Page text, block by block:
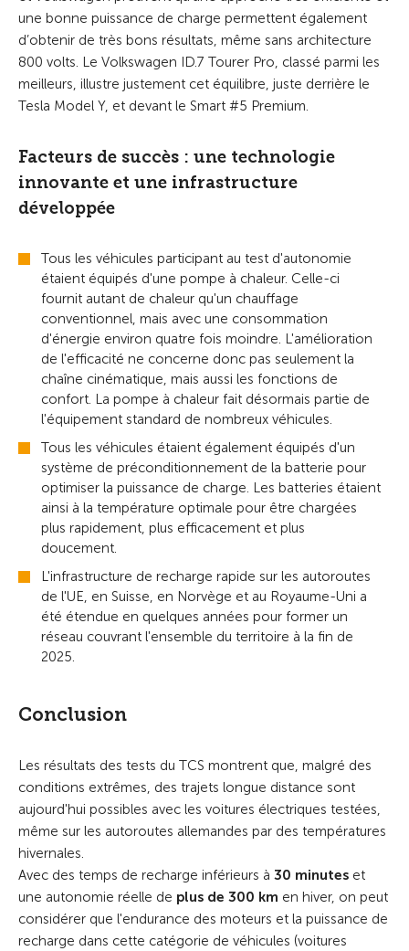
une bonne puissance de charge permettent également
d’obtenir de très bons résultats, même sans architecture
800 volts. Le Volkswagen ID.7 Tourer Pro, classé parmi les
meilleurs, illustre justement cet équilibre, juste derrière le
Tesla Model Y, et devant le Smart #5 Premium.
Facteurs de succès : une technologie
innovante et une infrastructure
développée
Tous les véhicules participant au test d'autonomie
étaient équipés d'une pompe à chaleur. Celle-ci
fournit autant de chaleur qu'un chauffage
conventionnel, mais avec une consommation
d'énergie environ quatre fois moindre. L'amélioration
de l'efficacité ne concerne donc pas seulement la
chaîne cinématique, mais aussi les fonctions de
confort. La pompe à chaleur fait désormais partie de
l'équipement standard de nombreux véhicules.
Tous les véhicules étaient également équipés d'un
système de préconditionnement de la batterie pour
optimiser la puissance de charge. Les batteries étaient
ainsi à la température optimale pour être chargées
plus rapidement, plus efficacement et plus
doucement.
L'infrastructure de recharge rapide sur les autoroutes
de l'UE, en Suisse, en Norvège et au Royaume-Uni a
été étendue en quelques années pour former un
réseau couvrant l'ensemble du territoire à la fin de
2025.
Conclusion
Les résultats des tests du TCS montrent que, malgré des
conditions extrêmes, des trajets longue distance sont
aujourd'hui possibles avec les voitures électriques testées,
même sur les autoroutes allemandes par des températures
hivernales.
Avec des temps de recharge inférieurs à 30 minutes et
une autonomie réelle de plus de 300 km en hiver, on peut
considérer que l'endurance des moteurs et la puissance de
recharge dans cette catégorie de véhicules (voitures